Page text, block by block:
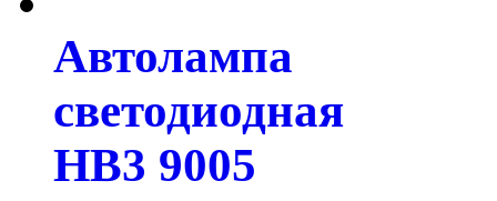
Автолампа
светодиодная
HB3 9005